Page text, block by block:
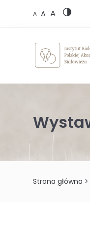
A A A
Strona główna